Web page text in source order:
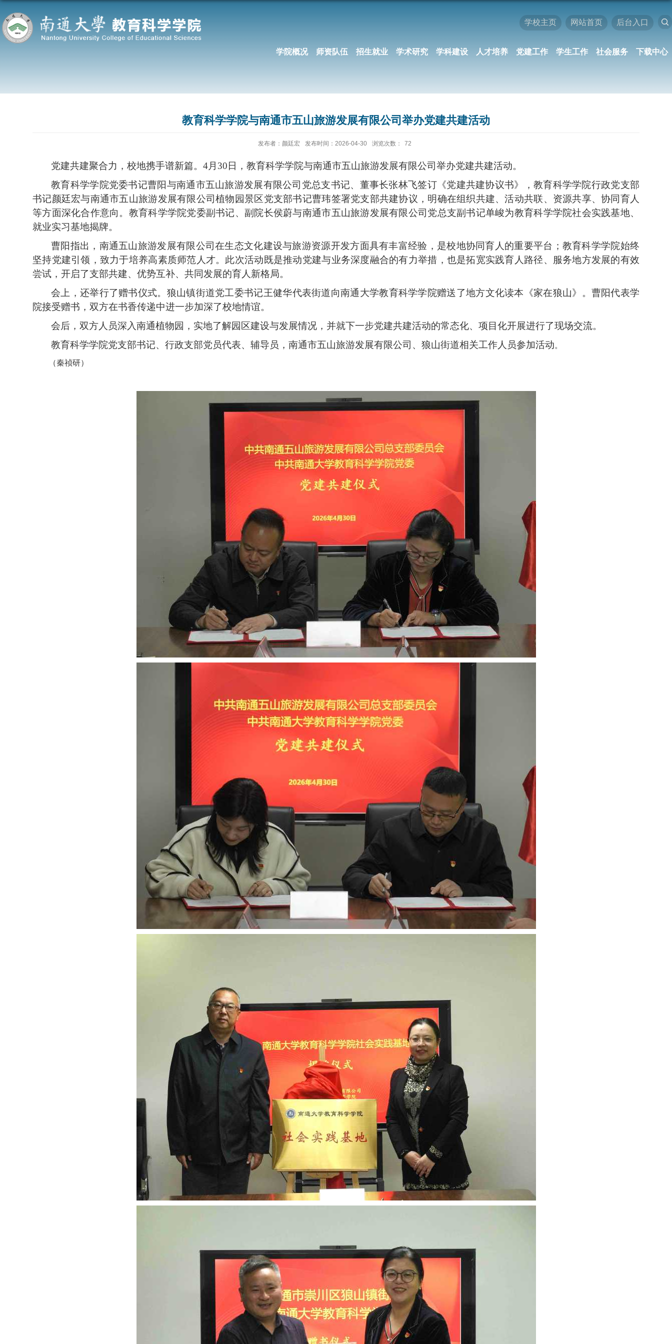
学校主页 网站首页 后台入口
学院概况 师资队伍 招生就业 学术研究 学科建设 人才培养 党建工作 学生工作 社会服务 下载中心
教育科学学院与南通市五山旅游发展有限公司举办党建共建活动
发布者：颜廷宏 发布时间：2026-04-30 浏览次数： 72
党建共建聚合力，校地携手谱新篇。4月30日，教育科学学院与南通市五山旅游发展有限公司举办党建共建活动。
教育科学学院党委书记曹阳与南通市五山旅游发展有限公司党总支书记、董事长张林飞签订《党建共建协议书》，教育科学学院行政党支部
书记颜廷宏与南通市五山旅游发展有限公司植物园景区党支部书记曹玮签署党支部共建协议 ， 明确在组织共建、活动共联、资源共享、协同育人
等方面深化合作意向。 教育科学学院党委副书记、副院长侯蔚与南通市五山旅游发展有限公司党总支副书记单峻为教育科学学院社会实践基地、
就业实习基地揭牌。
曹阳指出，南通五山旅游发展有限公司在生态文化建设与旅游资源开发方面具有丰富经验，是校地协同育人的重要平台；教育科学学院始终
坚持党建引领，致力于培养高素质师范人才。此次活动既是推动党建与业务深度融合的有力举措，也是拓宽实践育人路径、服务地方发展的有效
尝试，开启了支部共建、优势互补、共同发展的育人新格局。
会上，还举行了赠书仪式。 狼山镇街道党工委书记王健华代表街道向南通大学教育科学学院赠送了地方文化读本《家在狼山》。曹阳代表学
院接受赠书，双方在书香传递中进一步加深了校地情谊。
会后， 双方人员深入南通植物园，实地了解园区建设与发展情况，并就下一步党建共建活动的常态化、项目化开展进行了现场交流。
教育科学学院党支部书记、行政支部党员代表、 辅导员， 南通市五山旅游发展有限公司 、 狼山街道相关工作人员参加活动。
（秦祯研）